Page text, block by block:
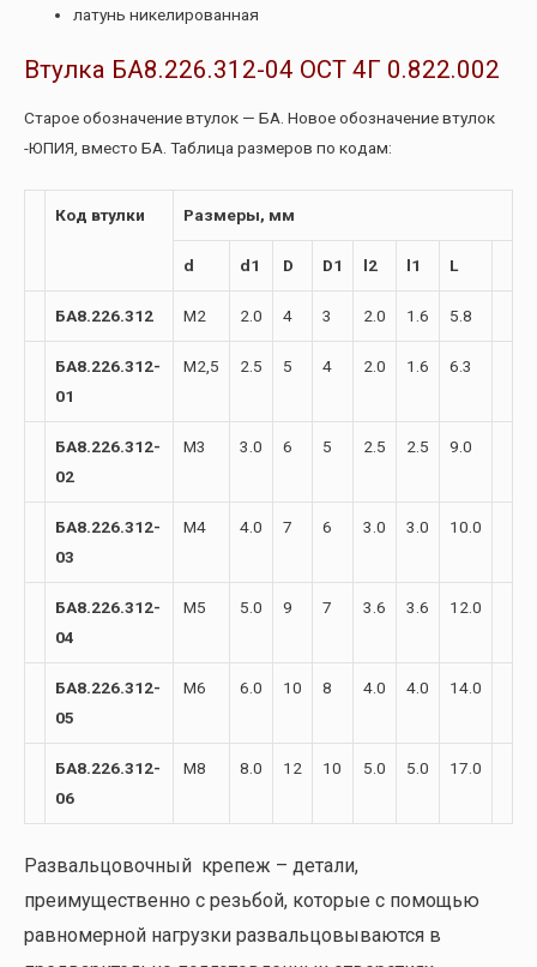
латунь никелированная
Втулка БА8.226.312-04 ОСТ 4Г 0.822.002
Старое обозначение втулок — БА. Новое обозначение втулок
-ЮПИЯ, вместо БА. Таблица размеров по кодам:
Код втулки Размеры, мм
d d1 D D1 l2 l1 L
БА8.226.312 М2 2.0 4 3 2.0 1.6 5.8
БА8.226.312-
01
М2,5 2.5 5 4 2.0 1.6 6.3
БА8.226.312-
02
М3 3.0 6 5 2.5 2.5 9.0
БА8.226.312-
03
М4 4.0 7 6 3.0 3.0 10.0
БА8.226.312-
04
М5 5.0 9 7 3.6 3.6 12.0
БА8.226.312-
05
М6 6.0 10 8 4.0 4.0 14.0
БА8.226.312-
06
М8 8.0 12 10 5.0 5.0 17.0
Развальцовочный крепеж – детали,
преимущественно с резьбой, которые с помощью
равномерной нагрузки развальцовываются в